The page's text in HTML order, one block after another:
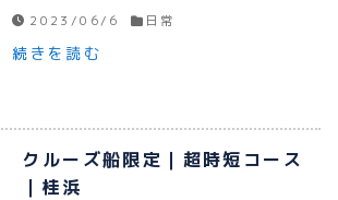
2023/06/6 日常
続きを読む
クルーズ船限定｜超時短コース
｜桂浜